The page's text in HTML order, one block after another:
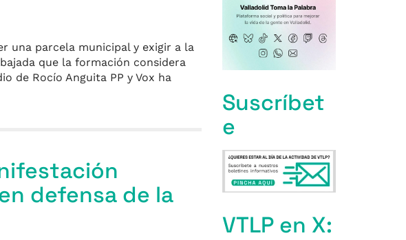
una parcela municipal y exigir a la
que la formación considera
de Rocío Anguita PP y Vox ha
defensa de la
Suscríbet
e
VTLP en X: